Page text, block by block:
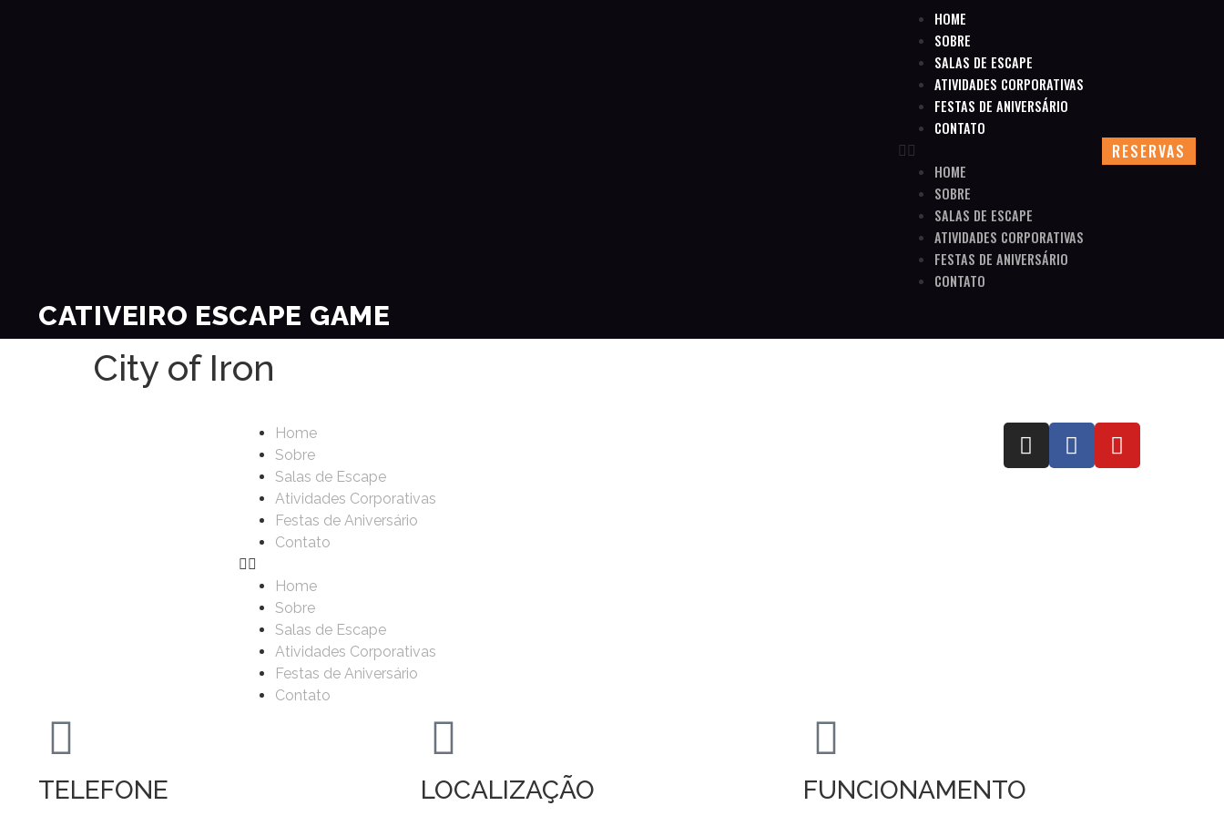
HOME
SOBRE
SALAS DE ESCAPE
ATIVIDADES CORPORATIVAS
FESTAS DE ANIVERSÁRIO
CONTATO
HOME
SOBRE
SALAS DE ESCAPE
ATIVIDADES CORPORATIVAS
FESTAS DE ANIVERSÁRIO
CONTATO
RESERVAS
CATIVEIRO ESCAPE GAME
City of Iron
Home
Sobre
Salas de Escape
Atividades Corporativas
Festas de Aniversário
Contato
Home
Sobre
Salas de Escape
Atividades Corporativas
Festas de Aniversário
Contato
TELEFONE LOCALIZAÇÃO FUNCIONAMENTO